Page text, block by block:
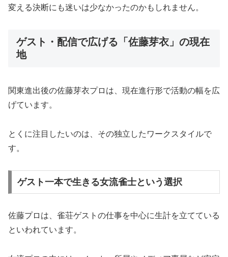
変える決断にも迷いは少なかったのかもしれません。
ゲスト・配信で広げる「佐藤芽衣」の現在
地
関東進出後の佐藤芽衣プロは、現在進行形で活動の幅を広
げています。
とくに注目したいのは、その独立したワークスタイルで
す。
ゲスト一本で生きる女流雀士という選択
佐藤プロは、雀荘ゲストの仕事を中心に生計を立てている
といわれています。